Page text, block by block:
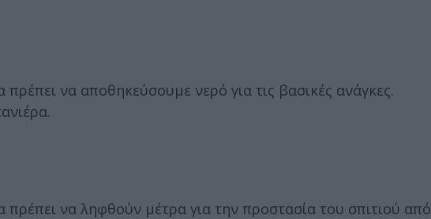
να αποθηκεύσουμε νερό για τις βασικές ανάγκες.
να ληφθούν μέτρα για την προστασία του σπιτιού από